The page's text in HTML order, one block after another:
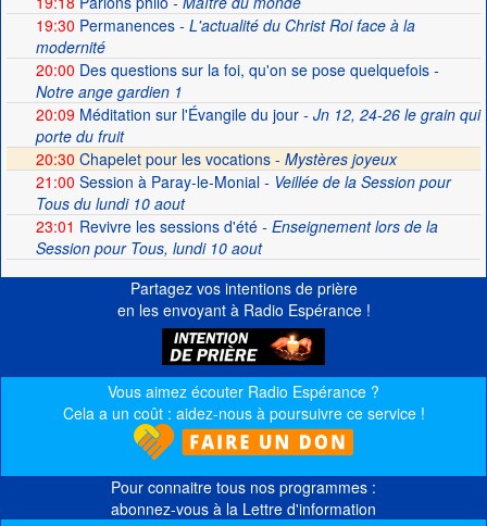
19:30 Permanences- L'actualité du Christ Roi face à la
modernité
20:00 Des questions sur la foi, qu'on se pose quelquefois-
Notre ange gardien 1
20:09Méditation sur l'Évangile du jour- Jn 12, 24-26 le grain qui
porte du fruit
20:30 Chapelet pour les vocations - Mystères joyeux
21:00 Session à Paray-le-Monial- Veillée de la Session pour
Tous du lundi 10 aout
23:01 Revivre les sessions d'été- Enseignement lors de la
Session pour Tous, lundi 10 aout
Partagez vos intentions de prière
en les envoyant à Radio Espérance !
Vous aimez écouter Radio Espérance ?
Cela a un coût : aidez-nous à poursuivre ce service !
Pour connaitre tous nos programmes :
abonnez-vous à la Lettre d'information